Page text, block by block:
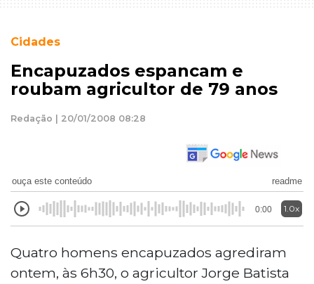
Cidades
Encapuzados espancam e
roubam agricultor de 79 anos
Redação | 20/01/2008 08:28
ouça este conteúdo readme
0:00 1.0x
Quatro homens encapuzados agrediram
ontem, às 6h30, o agricultor Jorge Batista